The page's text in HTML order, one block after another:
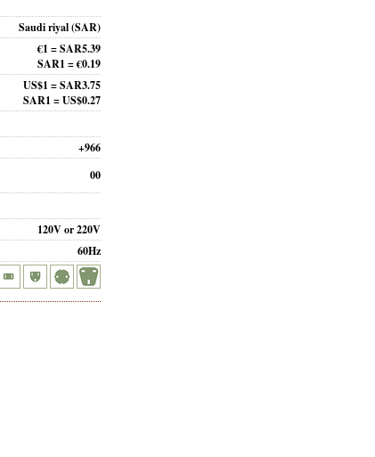
Saudi riyal (SAR)
€1 = SAR5.39
SAR1 = €0.19
US$1 = SAR3.75
SAR1 = US$0.27
+966
00
120V or 220V
60Hz